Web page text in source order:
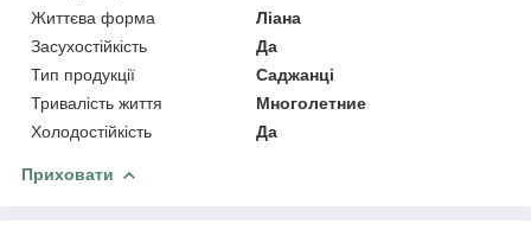
Життєва форма
Ліана
Засухостійкість
Да
Тип продукції
Саджанці
Тривалість життя
Многолетние
Холодостійкість
Да
Приховати